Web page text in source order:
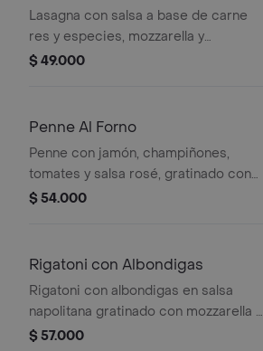
Lasagna con salsa a base de carne
res y especies, mozzarella y
parmesano.
$ 49.000
Penne Al Forno
Penne con jamón, champiñones,
tomates y salsa rosé, gratinado con
mozzarella y parmesano.
$ 54.000
Rigatoni con Albondigas
Rigatoni con albondigas en salsa
napolitana gratinado con mozzarella y
parmesano.
$ 57.000